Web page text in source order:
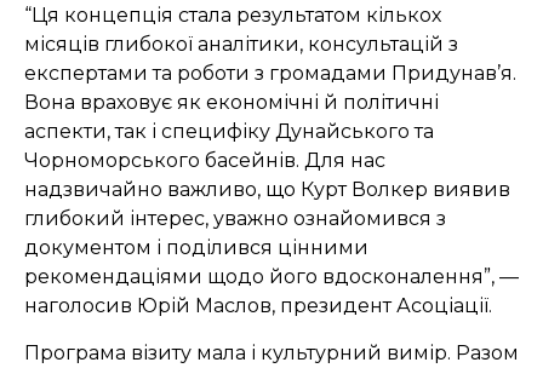
“Ця концепція стала результатом кількох
місяців глибокої аналітики, консультацій з
експертами та роботи з громадами Придунав’я.
Вона враховує як економічні й політичні
аспекти, так і специфіку Дунайського та
Чорноморського басейнів. Для нас
надзвичайно важливо, що Курт Волкер виявив
глибокий інтерес, уважно ознайомився з
документом і поділився цінними
рекомендаціями щодо його вдосконалення”, —
наголосив Юрій Маслов, президент Асоціації.
Програма візиту мала і культурний вимір. Разом